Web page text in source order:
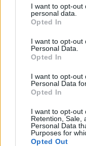
not limited to your
grant or deny
use your data for
consent section.
I want to opt-out
personal data.
Opted In
I want to opt-out
Personal Data.
Opted In
I want to opt-out
Personal Data
Opted In
I want to opt-out
Retention, Sale,
Personal Data
Purposes for
Opted Out
επισημαίνοντας
τις ΗΠΑ και τη
Ευρώπη, Ασία και